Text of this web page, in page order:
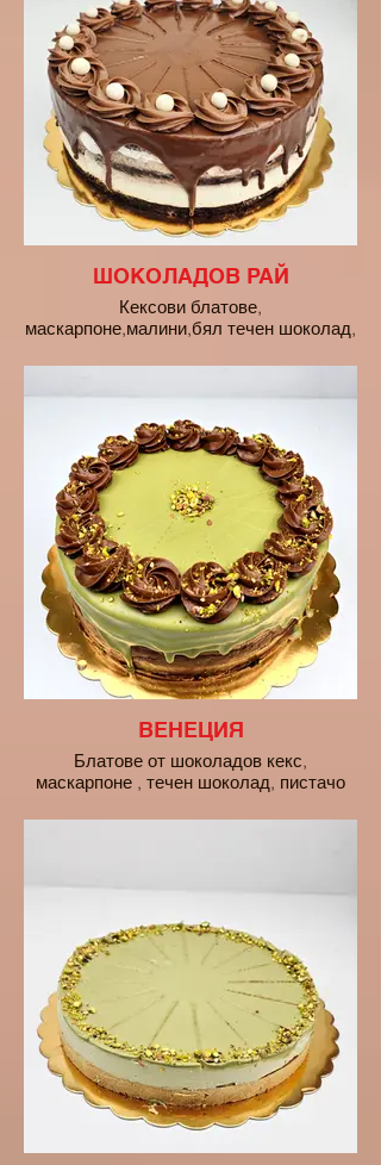
ШОКОЛАДОВ РАЙ
Кексови блатове,
маскарпоне,малини,бял течен шоколад,
ВЕНЕЦИЯ
Блатове от шоколадов кекс,
маскарпоне , течен шоколад, пистачо
цена на парче - 3 euro